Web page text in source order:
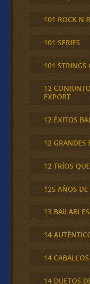
101 ROCK N
101 SERIES
101 STRINGS
12
EXPORT
12 ÉXITOS
12 GRANDES
12 TRÍOS
125 AÑOS DE
13
14
14
14 DUETOS